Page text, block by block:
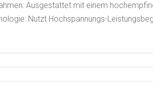
Ausgestattet mit einem
Nutzt Hochspannungs-